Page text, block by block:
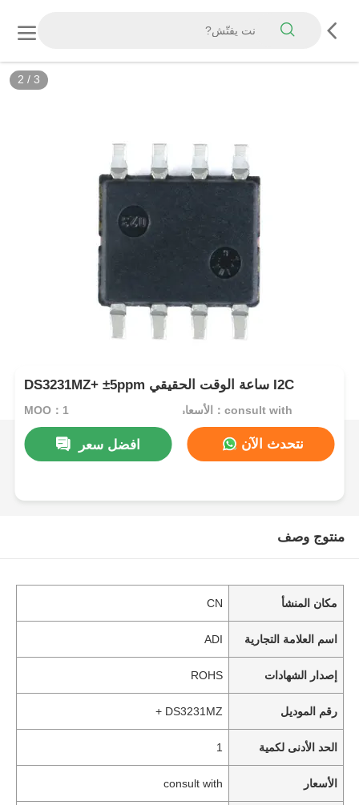
2 / 3
DS3231MZ+ ±5ppm ساعة الوقت الحقيقي I2C
MOQ：1 الأسعار：consult with
افضل سعر نتحدث الآن
منتوج وصف
مكان المنشأ CN
اسم العلامة التجارية ADI
إصدار الشهادات ROHS
رقم الموديل DS3231MZ +
الحد الأدنى لكمية 1
الأسعار consult with